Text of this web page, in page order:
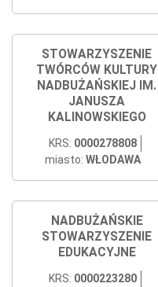
STOWARZYSZENIE
TWÓRCÓW KULTURY
NADBUŻAŃSKIEJ IM.
JANUSZA
KALINOWSKIEGO
KRS: 0000278808
miasto: WŁODAWA
NADBUŻAŃSKIE
STOWARZYSZENIE
EDUKACYJNE
KRS: 0000223280